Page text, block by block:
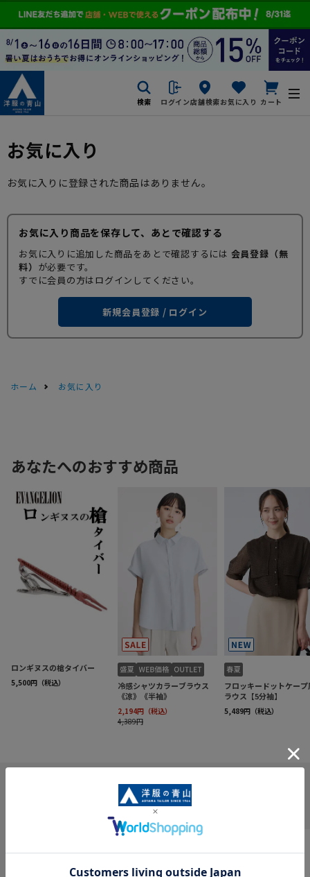
検索 ログイン店舗検索お気に入り カート
お気に入り
お気に入りに登録された商品はありません。
お気に入り商品を保存して、あとで確認する
お気に入りに追加した商品をあとで確認するには 会員登録（無
料） が必要です。
すでに会員の方はログインしてください。
新規会員登録 / ログイン
ホーム お気に入り
INFORMATION